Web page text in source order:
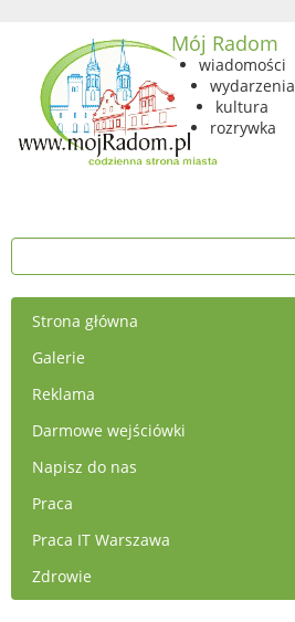
Mój Radom
wiadomości
wydarzenia
kultura
rozrywka
Strona główna
Galerie
Reklama
Darmowe wejściówki
Napisz do nas
Praca
Praca IT Warszawa
Zdrowie